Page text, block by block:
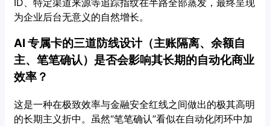
为企业后台无意义的自然增长。
AI 专属卡的三道防线设计（主账隔离、余额自
主、笔笔确认）是否会影响其长期的自动化商业
效率？
这是一种在极致效率与金融安全红线之间做出的极其高明
的长期主义折中。虽然“笔笔确认”看似在自动化闭环中加